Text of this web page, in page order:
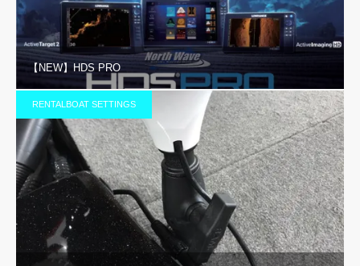
【NEW】HDS PRO
RENTALBOAT SETTINGS